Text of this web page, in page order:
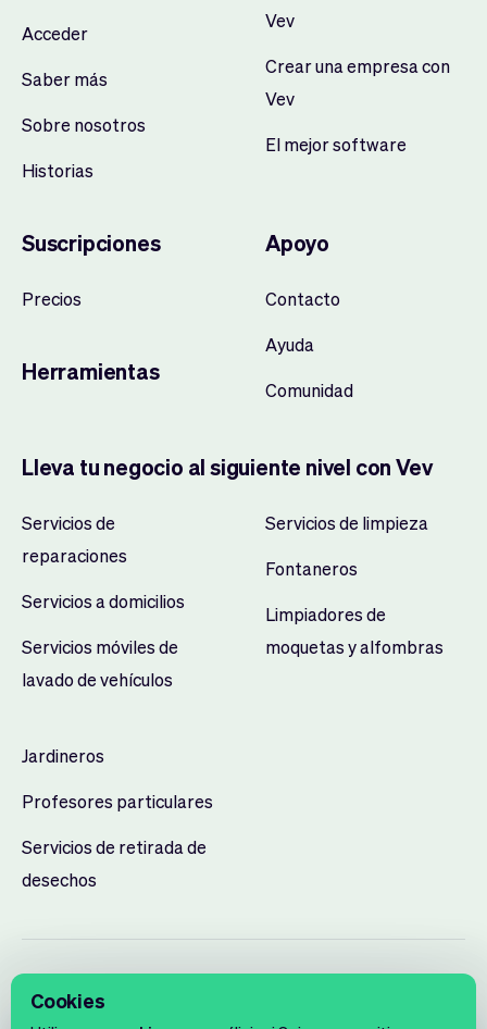
Acceder
Saber más
Sobre nosotros
Historias
Vev
Crear una empresa con
Vev
El mejor software
Suscripciones
Precios
Herramientas
Apoyo
Contacto
Ayuda
Comunidad
Lleva tu negocio al siguiente nivel con Vev
Servicios de
reparaciones
Servicios a domicilios
Servicios móviles de
lavado de vehículos
Servicios de limpieza
Fontaneros
Limpiadores de
moquetas y alfombras
Jardineros
Profesores particulares
Servicios de retirada de
desechos
Cookies